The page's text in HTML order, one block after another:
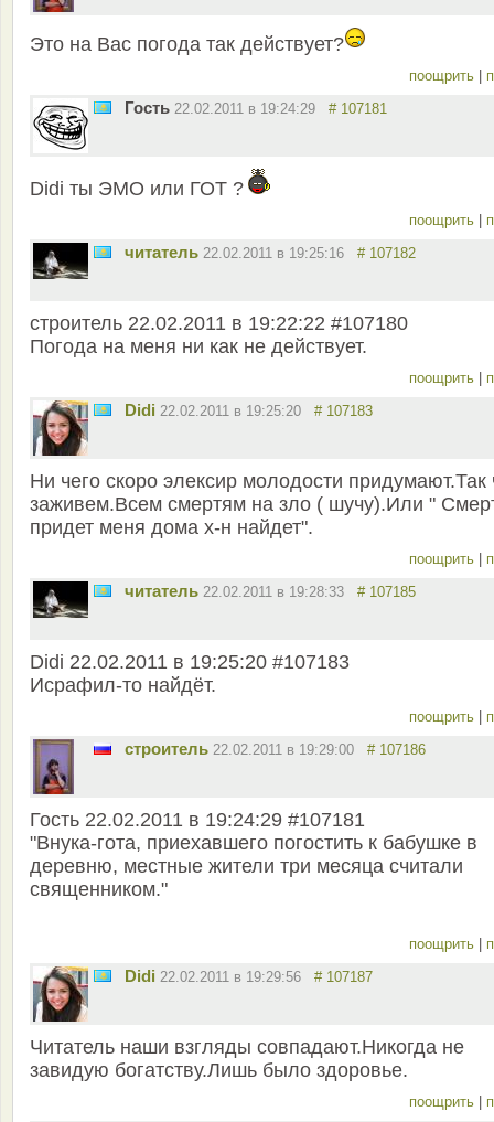
Это на Вас погода так действует?
поощрить
Гость 22.02.2011 в 19:24:29 # 107181
Didi ты ЭМО или ГОТ ?
поощрить
читатель 22.02.2011 в 19:25:16 # 107182
строитель 22.02.2011 в 19:22:22 #107180
Погода на меня ни как не действует.
поощрить
Didi 22.02.2011 в 19:25:20 # 107183
Ни чего скоро элексир молодости придумают.Так
заживем.Всем смертям на зло ( шучу).Или "
придет меня дома х-н найдет".
поощрить
читатель 22.02.2011 в 19:28:33 # 107185
Didi 22.02.2011 в 19:25:20 #107183
Исрафил-то найдёт.
поощрить
строитель 22.02.2011 в 19:29:00 # 107186
Гость 22.02.2011 в 19:24:29 #107181
"Внука-гота, приехавшего погостить к бабушке в
деревню, местные жители три месяца считали
священником."
поощрить
Didi 22.02.2011 в 19:29:56 # 107187
Читатель наши взгляды совпадают.Никогда не
завидую богатству.Лишь было здоровье.
поощрить